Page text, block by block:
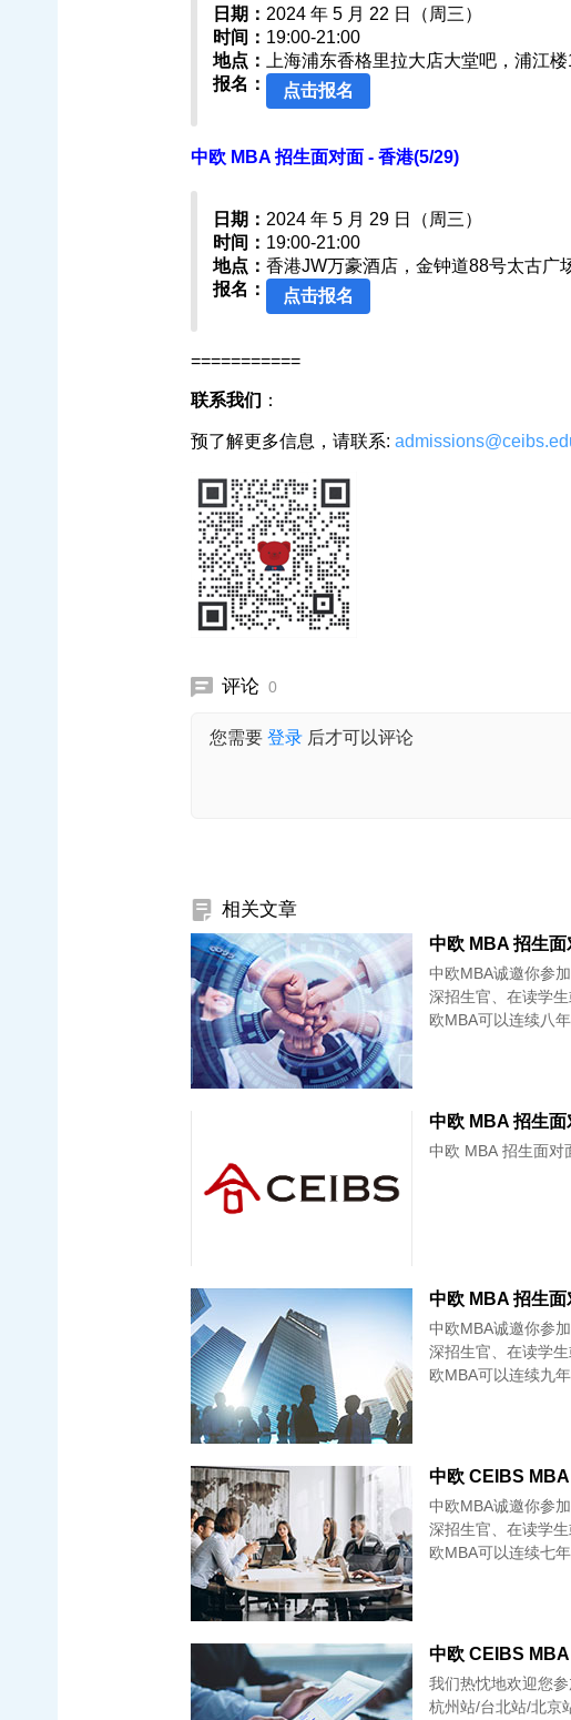
日期： 2024 年 5 月 22 日（周三）
时间： 19:00-21:00
地点：
上海浦东香格里拉大店大堂吧，浦江
报名：
点击报名
中欧 MBA 招生面对面 - 香港(5/29)
日期： 2024 年 5 月 29 日（周三）
时间： 19:00-21:00
地点： 香港JW万豪酒店，金钟道88号太古广
报名：
点击报名
===========
联系我们 ：
预了解更多信息，请联系:
评论 0
您需要 登录 后才可以评论
相关文章
中欧MBA诚邀你参
深招生官、在读学生
欧MBA可以连续八
中欧 MBA 招生面
中欧 MBA 招生面
中欧MBA诚邀你参
深招生官、在读学生
欧MBA可以连续九
中欧MBA诚邀你参
深招生官、在读学生
欧MBA可以连续七
中欧 CEIBS
我们热忱地欢迎您
杭州站/台北站/北京